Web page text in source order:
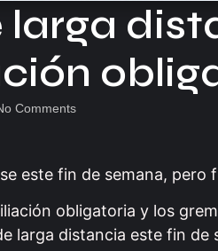
Comments
este fin de semana,
obligatoria y los
larga distancia este fin de